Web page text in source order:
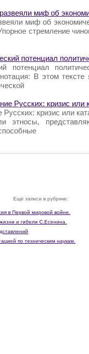
миф об
миф об
стремление
потенциал
потенциал
В этом
Русских: кризис или
Русских: кризис или
этносы,
Ещё записи в рубрике:
в Первой мировой войне.
и гибели С.Есенина.
по техническим наукам.